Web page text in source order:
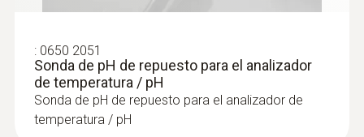
: 0650 2051
Sonda de pH de repuesto para el analizador
de temperatura / pH
Sonda de pH de repuesto para el analizador de
temperatura / pH